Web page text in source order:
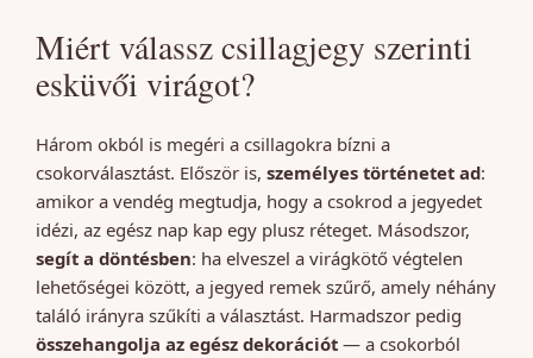
Miért válassz csillagjegy szerinti
esküvői virágot?
Három okból is megéri a csillagokra bízni a
csokorválasztást. Először is, személyes történetet ad:
amikor a vendég megtudja, hogy a csokrod a jegyedet
idézi, az egész nap kap egy plusz réteget. Másodszor,
segít a döntésben: ha elveszel a virágkötő végtelen
lehetőségei között, a jegyed remek szűrő, amely néhány
találó irányra szűkíti a választást. Harmadszor pedig
összehangolja az egész dekorációt — a csokorból